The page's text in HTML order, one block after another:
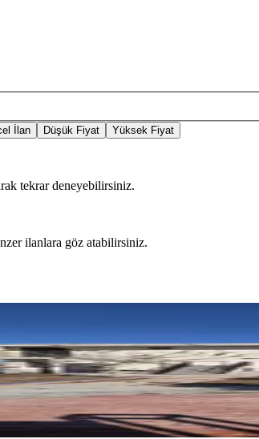
İlan Düşük Fiyat Yüksek Fiyat
tekrar deneyebilirsiniz.
ilanlara göz atabilirsiniz.